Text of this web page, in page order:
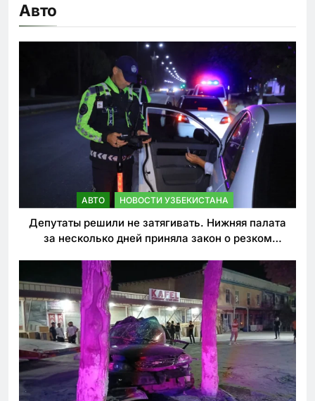
Авто
АВТО НОВОСТИ УЗБЕКИСТАНА
Депутаты решили не затягивать. Нижняя палата
за несколько дней приняла закон о резком